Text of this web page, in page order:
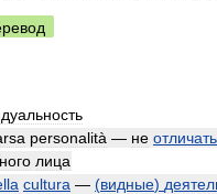
personalità — не
лица
cultura — (видные)